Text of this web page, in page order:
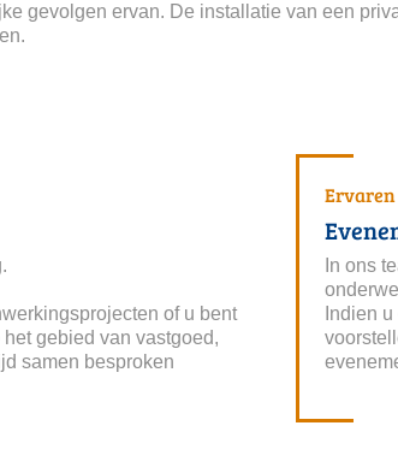
gevolgen ervan. De installatie van een
of u bent
gebied van vastgoed,
samen besproken
In ons
Indien